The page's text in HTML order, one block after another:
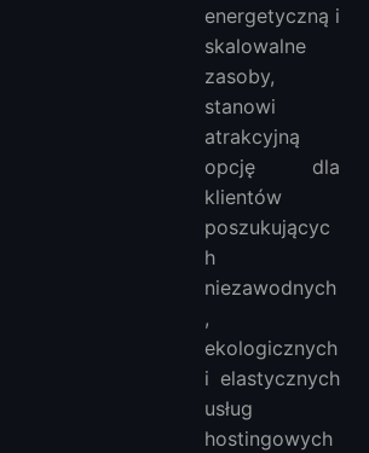
energetyczną i
skalowalne
zasoby,
stanowi
atrakcyjną
opcję dla
klientów
poszukującyc
h
niezawodnych
,
ekologicznych
i elastycznych
usług
hostingowych